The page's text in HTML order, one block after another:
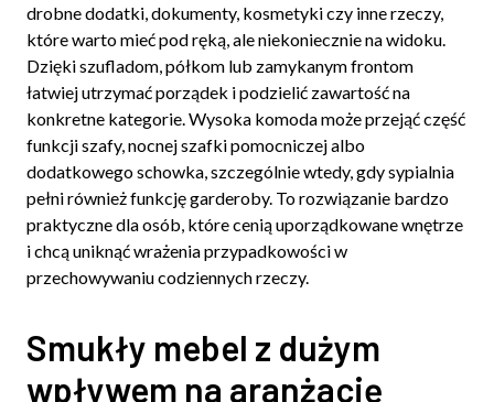
drobne dodatki, dokumenty, kosmetyki czy inne rzeczy,
które warto mieć pod ręką, ale niekoniecznie na widoku.
Dzięki szufladom, półkom lub zamykanym frontom
łatwiej utrzymać porządek i podzielić zawartość na
konkretne kategorie. Wysoka komoda może przejąć część
funkcji szafy, nocnej szafki pomocniczej albo
dodatkowego schowka, szczególnie wtedy, gdy sypialnia
pełni również funkcję garderoby. To rozwiązanie bardzo
praktyczne dla osób, które cenią uporządkowane wnętrze
i chcą uniknąć wrażenia przypadkowości w
przechowywaniu codziennych rzeczy.
Smukły mebel z dużym
wpływem na aranżację